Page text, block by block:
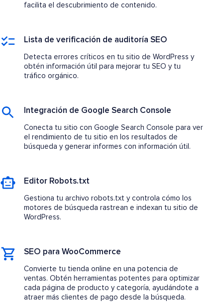
facilita el descubrimiento de contenido.
Lista de verificación de auditoría SEO
Detecta errores críticos en tu sitio de WordPress y
obtén información útil para mejorar tu SEO y tu
tráfico orgánico.
Integración de Google Search Console
Conecta tu sitio con Google Search Console para ver
el rendimiento de tu sitio en los resultados de
búsqueda y generar informes con información útil.
Editor Robots.txt
Gestiona tu archivo robots.txt y controla cómo los
motores de búsqueda rastrean e indexan tu sitio de
WordPress.
SEO para WooCommerce
Convierte tu tienda online en una potencia de
ventas. Obtén herramientas potentes para optimizar
cada página de producto y categoría, ayudándote a
atraer más clientes de pago desde la búsqueda.